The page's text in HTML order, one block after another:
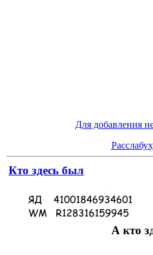
Для добавления
Кто здесь был
А кто